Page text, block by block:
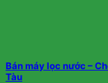
Bán máy lọc nước –
Tàu